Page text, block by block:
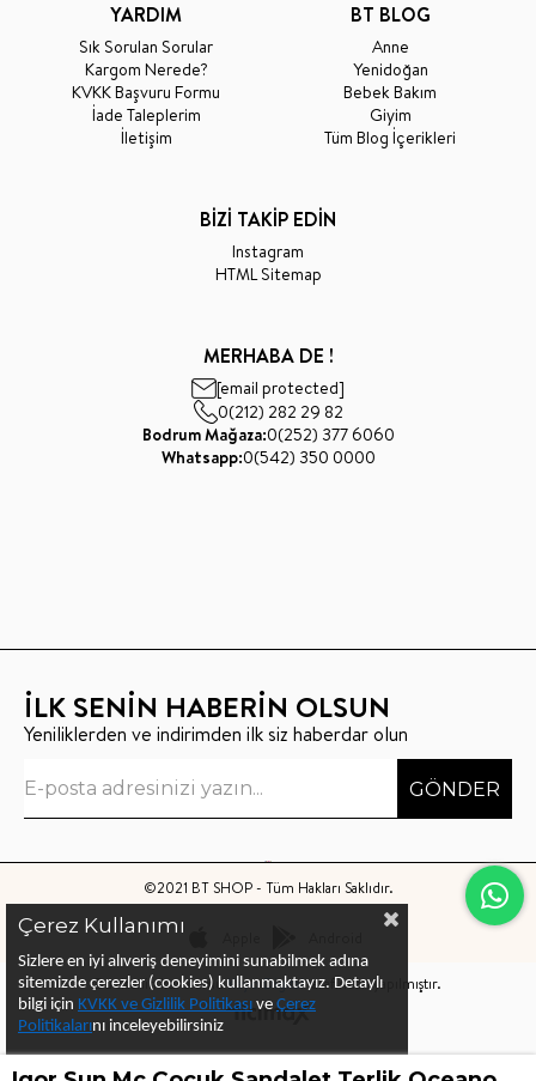
YARDIM
Sık Sorulan Sorular
Kargom Nerede?
KVKK Başvuru Formu
İade Taleplerim
İletişim
BT BLOG
Anne
Yenidoğan
Bebek Bakım
Giyim
Tüm Blog İçerikleri
BİZİ TAKİP EDİN
Instagram
HTML Sitemap
MERHABA DE !
[email protected]
0(212) 282 29 82
Bodrum Mağaza:0(252) 377 6060
Whatsapp:0(542) 350 0000
İLK SENİN HABERİN OLSUN
Yeniliklerden ve indirimden ilk siz haberdar olun
GÖNDER
©2021 BT SHOP - Tüm Hakları Saklıdır.
Bu sitenin kurulumuKeyo Digitaltarafından yapılmıştır.
Çerez Kullanımı
Sizlere en iyi alıveriş deneyimini sunabilmek adına
sitemizde çerezler (cookies) kullanmaktayız. Detaylı
bilgi için KVKK ve Gizlilik Politikası ve Çerez
Politikalarını inceleyebilirsiniz